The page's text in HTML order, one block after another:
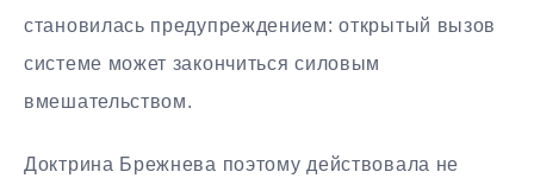
становилась предупреждением: открытый вызов
системе может закончиться силовым
вмешательством.
Доктрина Брежнева поэтому действовала не